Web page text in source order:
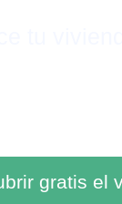
gratis el